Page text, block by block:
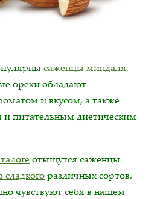
саженцы миндаля,
орехи обладают
и вкусом, а также
питательным диетическим
отыщутся саженцы
различных сортов,
чувствуют себя в нашем